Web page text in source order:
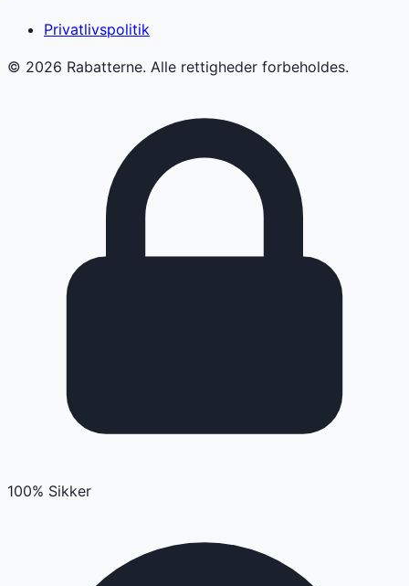
Privatlivspolitik
© 2026 Rabatterne. Alle rettigheder forbeholdes.
100% Sikker